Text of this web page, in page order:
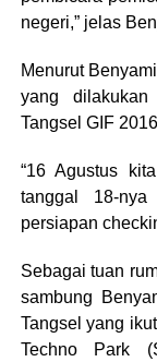
negeri,” jelas
Menurut
yang
Tangsel GIF
“16 Agustus
tanggal 18-
persiapan
Sebagai tuan
sambung
Tangsel yang
Techno Park